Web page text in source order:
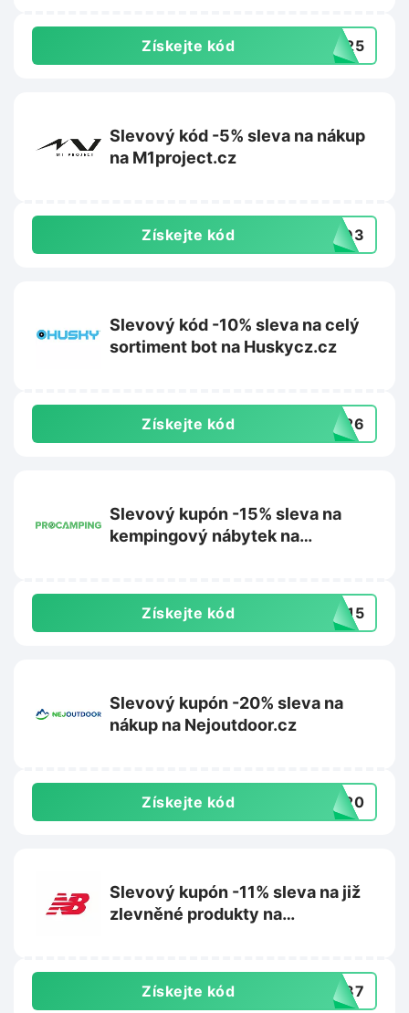
Získejte kód 8425
Slevový kód -5% sleva na nákup
na M1project.cz
Získejte kód CGD3
Slevový kód -10% sleva na celý
sortiment bot na Huskycz.cz
Získejte kód TY26
Slevový kupón -15% sleva na
kempingový nábytek na
Získejte kód EK15
Slevový kupón -20% sleva na
nákup na Nejoutdoor.cz
Získejte kód TO20
Slevový kupón -11% sleva na již
zlevněné produkty na
Získejte kód PW87